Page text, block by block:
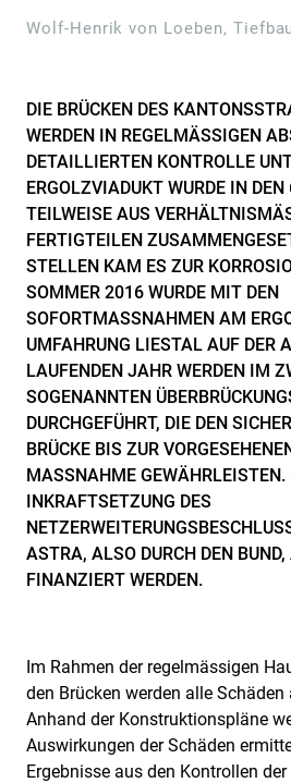
Wolf-Henrik von Loeben,
DIE BRÜCKEN DES
WERDEN IN REGELMÄSSIGEN
DETAILLIERTEN KONTROLLE
ERGOLZVIADUKT WURDE IN
TEILWEISE AUS
FERTIGTEILEN
STELLEN KAM ES ZUR
SOMMER 2016 WURDE MIT DEN
SOFORTMASSNAHMEN AM
UMFAHRUNG LIESTAL AUF DER
LAUFENDEN JAHR WERDEN IM
SOGENANNTEN
DURCHGEFÜHRT, DIE DEN
BRÜCKE BIS ZUR
MASSNAHME GEWÄHRLEISTEN.
INKRAFTSETZUNG DES
ASTRA, ALSO DURCH DEN
FINANZIERT WERDEN.
Im Rahmen der regelmässigen
den Brücken werden alle
Anhand der Konstruktionspläne
Auswirkungen der Schäden
Ergebnisse aus den Kontrollen